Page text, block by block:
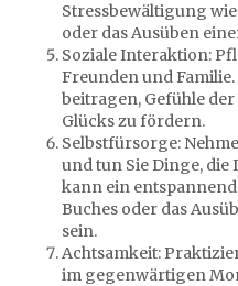
Stressbewältigung
oder das Ausüben
Soziale Interaktion:
Freunden und
beitragen, Gefühle
Glücks zu fördern.
Selbstfürsorge:
und tun Sie Dinge, die
kann ein
Buches oder das
sein.
Achtsamkeit:
im gegenwärtigen